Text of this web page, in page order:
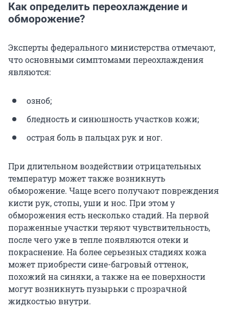
Как определить переохлаждение и
обморожение?
Эксперты федерального министерства отмечают,
что основными симптомами переохлаждения
являются:
озноб;
бледность и синюшность участков кожи;
острая боль в пальцах рук и ног.
При длительном воздействии отрицательных
температур может также возникнуть
обморожение. Чаще всего получают повреждения
кисти рук, стопы, уши и нос. При этом у
обморожения есть несколько стадий. На первой
пораженные участки теряют чувствительность,
после чего уже в тепле появляются отеки и
покраснение. На более серьезных стадиях кожа
может приобрести сине-багровый оттенок,
похожий на синяки, а также на ее поверхности
могут возникнуть пузырьки с прозрачной
жидкостью внутри.